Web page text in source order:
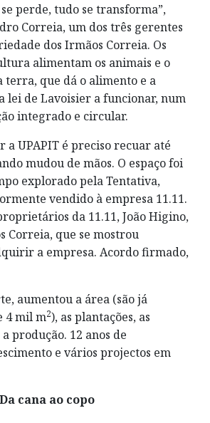
se perde, tudo se transforma”,
Correia, um dos três gerentes
dos Irmãos Correia. Os
alimentam os animais e o
que dá o alimento e a
lei de Lavoisier a funcionar, num
integrado e circular.
a UPAPIT é preciso recuar até
mudou de mãos. O espaço foi
explorado pela Tentativa,
vendido à empresa 11.11.
da 11.11, João Higino,
Correia, que se mostrou
a empresa. Acordo firmado,
aumentou a área (são já
4 mil m2), as plantações, as
produção. 12 anos de
e vários projectos em
Da cana ao copo